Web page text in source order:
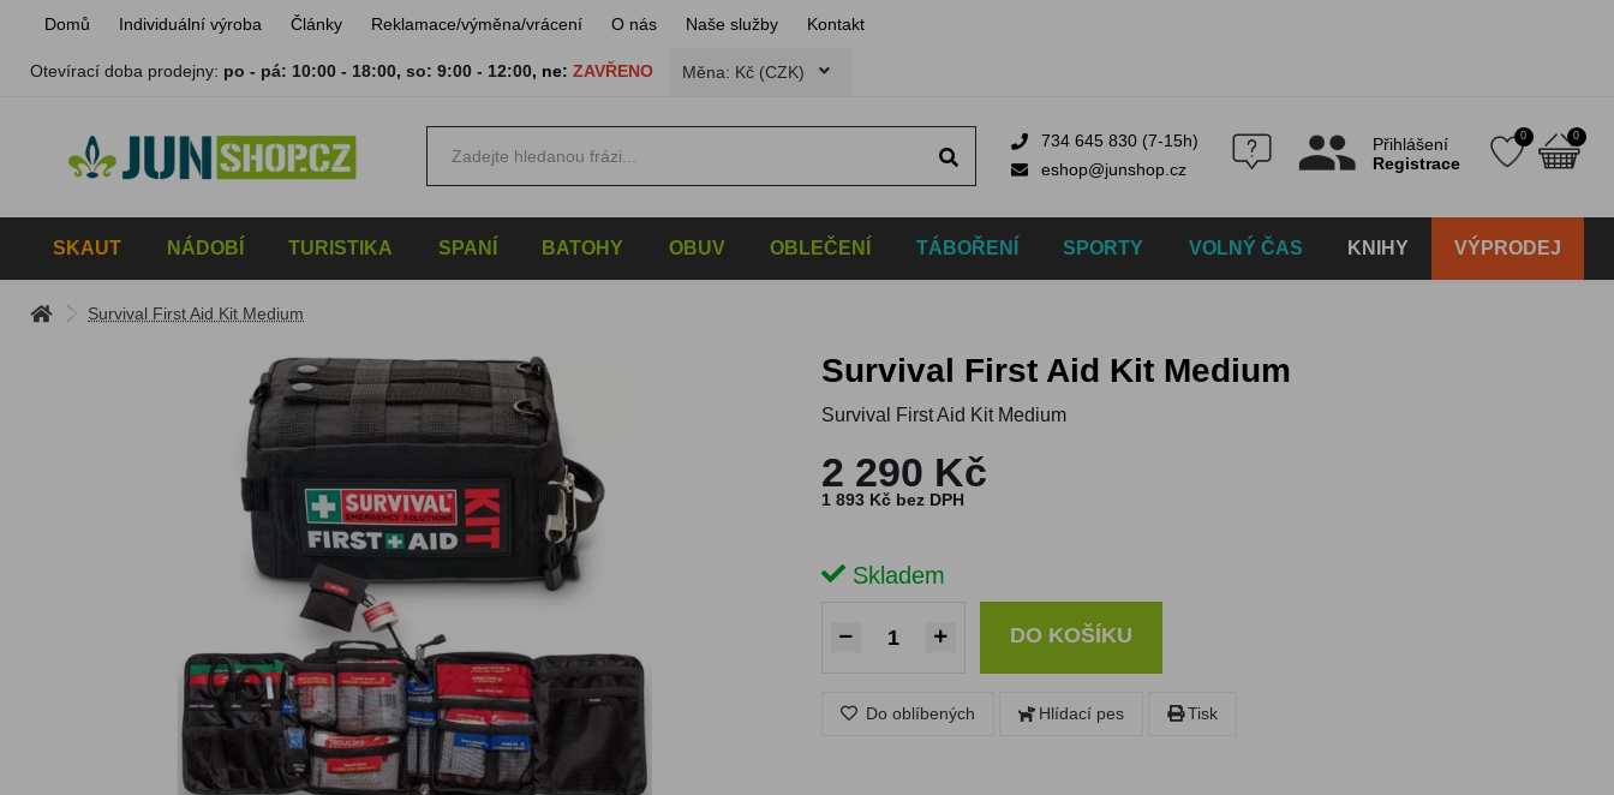
Domů Individuální výroba Články Reklamace/výměna/vrácení O nás Naše služby Kontakt
Otevírací doba prodejny: po - pá: 10:00 - 18:00,so: 9:00 - 12:00, ne: ZAVŘENO Měna: Kč (CZK)
734 645 830 (7-15h)
eshop@junshop.cz
Přihlášení
Registrace
0 0
SKAUT NÁDOBÍ TURISTIKA SPANÍ BATOHY OBUV OBLEČENÍ TÁBOŘENÍ SPORTY VOLNÝ ČAS KNIHY VÝPRODEJ
Survival First Aid Kit Medium
Survival First Aid Kit Medium
Survival First Aid Kit Medium
2 290 Kč
1 893 Kč bez DPH
Skladem
DO KOŠÍKU
Do oblíbených Hlídací pes Tisk